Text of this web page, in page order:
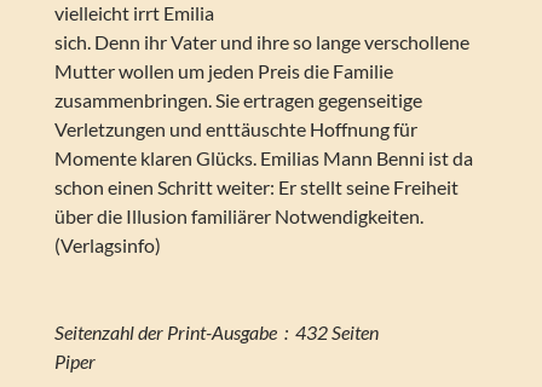
vielleicht irrt Emilia
sich. Denn ihr Vater und ihre so lange verschollene
Mutter wollen um jeden Preis die Familie
zusammenbringen. Sie ertragen gegenseitige
Verletzungen und enttäuschte Hoffnung für
Momente klaren Glücks. Emilias Mann Benni ist da
schon einen Schritt weiter: Er stellt seine Freiheit
über die Illusion familiärer Notwendigkeiten.
(Verlagsinfo)
Seitenzahl der Print-Ausgabe ‏ : ‎ 432 Seiten
Piper